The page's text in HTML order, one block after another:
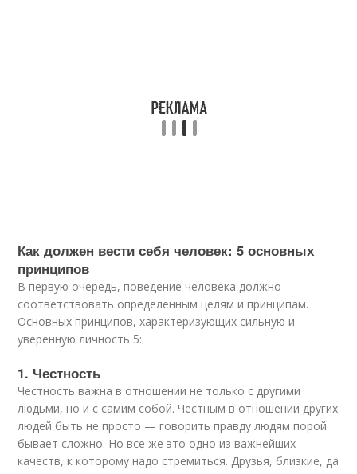
Как должен вести себя человек: 5 основных
принципов
В первую очередь, поведение человека должно
соответствовать определенным целям и принципам.
Основных принципов, характеризующих сильную и
уверенную личность 5:
1. Честность
Честность важна в отношении не только с другими
людьми, но и с самим собой. Честным в отношении других
людей быть не просто — говорить правду людям порой
бывает сложно. Но все же это одно из важнейших
качеств, к которому надо стремиться. Друзья, близкие, да